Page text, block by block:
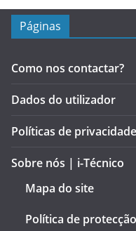
Páginas
Como nos contactar?
Dados do utilizador
Políticas de privacidade
Sobre nós | i-Técnico
Mapa do site
Política de